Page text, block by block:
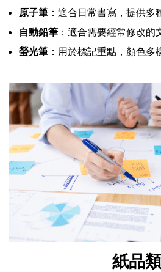
原子筆 ：適合日常書寫，提供多
自動鉛筆 ：適合需要經常修改的
螢光筆 ：用於標記重點，顏色多
紙品類